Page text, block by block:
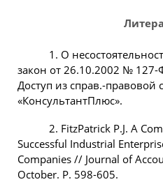
1. О
закон от 26.10.2002 № 127-
Доступ из справ.-правовой
«КонсультантПлюс».
2. FitzPatrick P.J. A
Successful Industrial
Companies // Journal of
October. P. 598-605.